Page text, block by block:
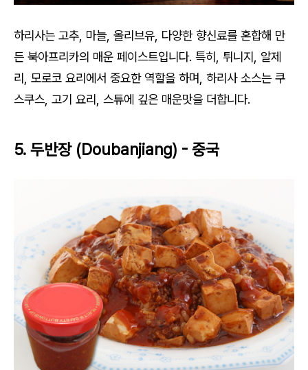
하리사는 고추, 마늘, 올리브유, 다양한 향신료를 혼합해 만
든 북아프리카의 매운 페이스트입니다. 특히, 튀니지, 알제
리, 모로코 요리에서 중요한 역할을 하며, 하리사 소스는 쿠
스쿠스, 고기 요리, 스튜에 깊은 매운맛을 더합니다.
5. 두반장 (Doubanjiang) - 중국